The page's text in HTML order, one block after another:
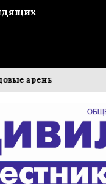
сайта
арены: что строит